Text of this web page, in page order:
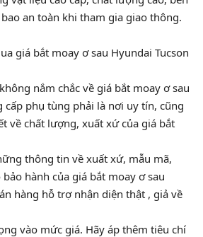
an toàn khi tham gia giao thông.
giá bắt moay ơ sau Hyundai Tucson
nắm chắc về giá bắt moay ơ sau
cấp phụ tùng phải là nơi uy tín, cũng
về chất lượng, xuất xứ của giá bắt
thông tin về xuất xứ, mẫu mã,
hành của giá bắt moay ơ sau
hàng hỗ trợ nhận diện thật , giả về
vào mức giá. Hãy áp thêm tiêu chí